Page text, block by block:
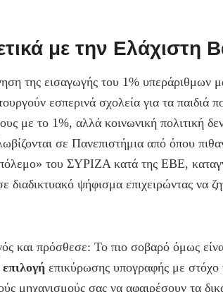
με την Ελάχιστη
της εισαγωγής του 1% υπεράριθμων
εσπερινά σχολεία για τα παιδιά
με το 1%, αλλά κοινωνική πολιτική
σε Πανεπιστήμια από όπου
του ΣΥΡΙΖΑ κατά της ΕΒΕ,
διαδικτυακό ψήφισμα επιχειρώντας να
και πρόσθεσε: Το πιο σοβαρό όμως
επικύρωσης υπογραφής με στόχο
μηχανισμούς σας να αφαιρέσουν τα